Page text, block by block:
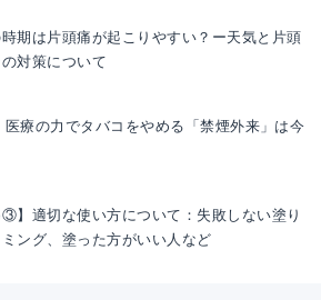
期は片頭痛が起こりやすい？ー天気と片頭
対策について
医療の力でタバコをやめる「禁煙外来」は今
③】適切な使い方について：失敗しない塗り
ング、塗った方がいい人など